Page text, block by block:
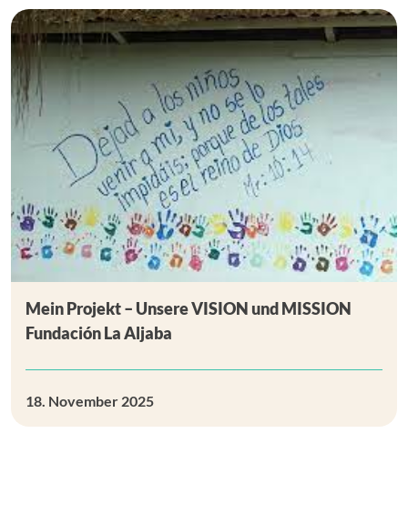
Mein Projekt – Unsere VISION und MISSION
Fundación La Aljaba
18. November 2025